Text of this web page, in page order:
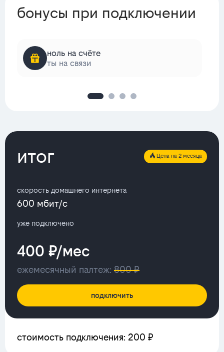
бонусы при подключении
ноль на счёте
ты на связи
итог Цена на 2 месяца
скорость домашнего интернета
600 мбит/с
уже подключено
400 ₽/мес
ежемесячный палтеж: 800 ₽
подключить
стоимость подключения: 200 ₽